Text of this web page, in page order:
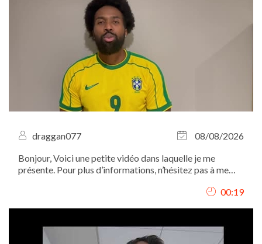
draggan077
08/08/2026
Bonjour, Voici une petite vidéo dans laquelle je me
présente. Pour plus d’informations, n’hésitez pas à me
00:19